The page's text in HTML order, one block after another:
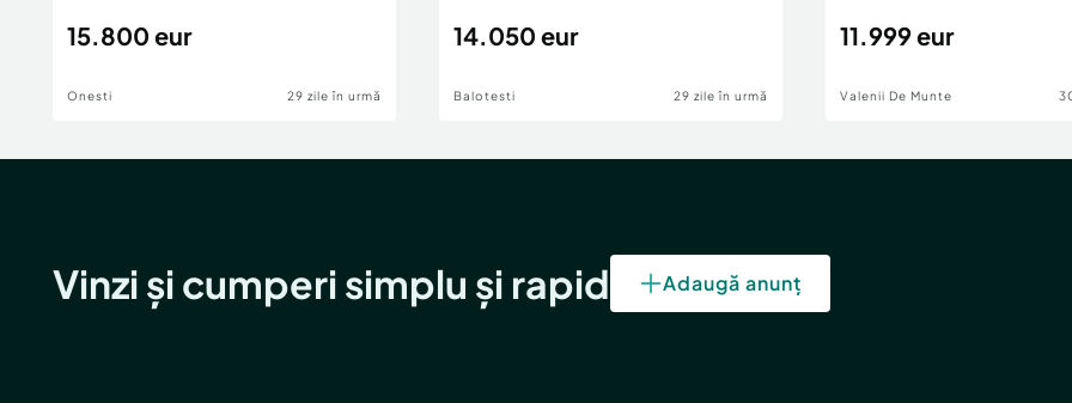
15.800 eur
Onesti 29 zile în urmă
14.050 eur
Balotesti 29 zile în urmă
11.999 eur
Valenii De Munte
Vinzi și cumperi simplu și rapid Adaugă anunț